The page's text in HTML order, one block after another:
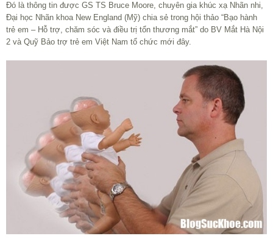
Đó là thông tin được GS TS Bruce Moore, chuyên gia khúc xạ Nhãn nhi,
Đại học Nhãn khoa New England (Mỹ) chia sẻ trong hội thảo “Bạo hành
trẻ em – Hỗ trợ, chăm sóc và điều trị tổn thương mắt” do BV Mắt Hà Nội
2 và Quỹ Bảo trợ trẻ em Việt Nam tổ chức mới đây.